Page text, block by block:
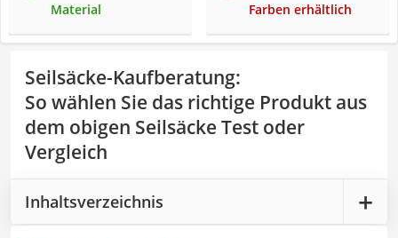
Material
Farben erhältlich
Seilsäcke-Kaufberatung:
So wählen Sie das richtige Produkt aus
dem obigen Seilsäcke Test oder
Vergleich
Inhaltsverzeichnis